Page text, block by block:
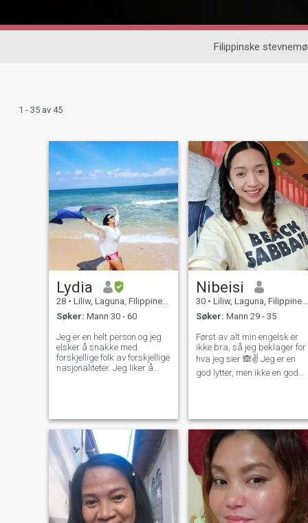
Filippinske
1 - 35 av 45
Lydia
28 • Liliw, Laguna, Filippinene
Søker: Mann 30 - 60
Jeg er en helt person og jeg
elsker å snakke med
forskjellige folk av forskjellige
nasjonaliteter. Jeg liker å
dele felles interesser,
opplevelser og min sans for
humor. Jeg er åpen og elsker
å lære nye ting og er alltid
glad for å utvide horisonten
min ved å bli kjent med ulike
typer mennesker.
Nibeisi
30 • Liliw, Laguna, Filippinene
Søker: Mann 29 - 35
Først av alt min engelsk er
ikke bra, så jeg beklager for
hva jeg sier 🙈✌ Jeg er en
god lytter, men ikke en god
kompetanse.. Men jeg kan
forsikre deg om at jeg prøver
å gjøre mitt beste på det jeg
er pålagt å gjøre.. Eller hva
kan jeg gjøre.. 🤔 jeg har
besluttsomhet 💪 Jeg er bare
en enkel jente.. Ydmyk og ned
til jorden. Jeg vokste opp i
fjellene i Sør-Filippinene, og
det er derfor jeg ikke har